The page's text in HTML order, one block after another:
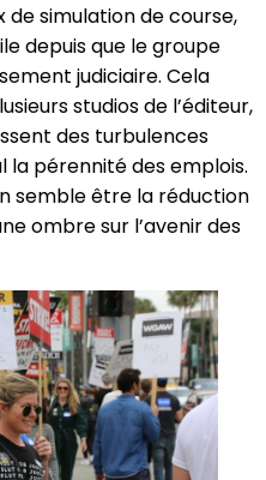
de simulation de course,
depuis que le groupe
judiciaire. Cela
studios de l’éditeur,
des turbulences
pérennité des emplois.
semble être la réduction
ombre sur l’avenir des